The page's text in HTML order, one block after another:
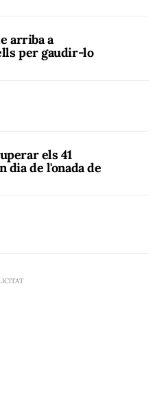
arriba a
per gaudir-lo
els 41
dia de l'onada de